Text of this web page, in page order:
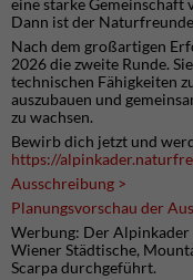
Dann ist der
Nach dem großartigen
2026 die zweite Runde.
technischen Fähigkeiten
auszubauen und
zu wachsen.
Bewirb dich jetzt und
https://
Ausschreibung >
Planungsvorschau der
Werbung: Der
Wiener Städtische,
Scarpa durchgeführt.